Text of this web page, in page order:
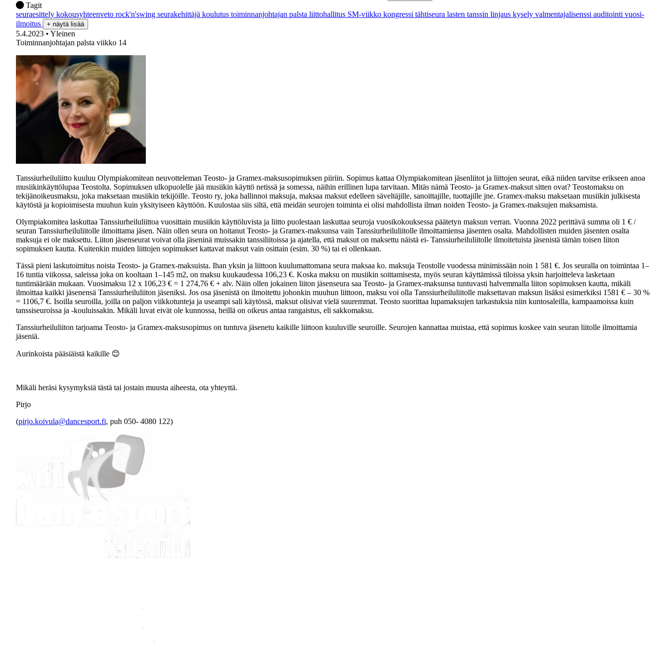
Tagit
seuraesittely kokousyhteenveto rock'n'swing seurakehittäjä koulutus toiminnanjohtajan palsta liittohallitus SM-viikko kongressi tähtiseura lasten tanssin linjaus kysely valmentajalisenssi auditointi vuosi-
ilmoitus
+ näytä lisää
5.4.2023 • Yleinen
Toiminnanjohtajan palsta viikko 14
Tanssiurheiluliitto kuuluu Olympiakomitean neuvotteleman Teosto- ja Gramex-maksusopimuksen piiriin. Sopimus kattaa Olympiakomitean jäsenliitot ja liittojen seurat, eikä niiden tarvitse erikseen anoa
musiikinkäyttölupaa Teostolta. Sopimuksen ulkopuolelle jää musiikin käyttö netissä ja somessa, näihin erillinen lupa tarvitaan. Mitäs nämä Teosto- ja Gramex-maksut sitten ovat? Teostomaksu on
tekijänoikeusmaksu, joka maksetaan musiikin tekijöille. Teosto ry, joka hallinnoi maksuja, maksaa maksut edelleen säveltäjille, sanoittajille, tuottajille jne. Gramex-maksu maksetaan musiikin julkisesta
käytöstä ja kopioimisesta muuhun kuin yksityiseen käyttöön. Kuulostaa siis siltä, että meidän seurojen toiminta ei olisi mahdollista ilman noiden Teosto- ja Gramex-maksujen maksamista.
Olympiakomitea laskuttaa Tanssiurheiluliittoa vuosittain musiikin käyttöluvista ja liitto puolestaan laskuttaa seuroja vuosikokouksessa päätetyn maksun verran. Vuonna 2022 perittävä summa oli 1 € /
seuran Tanssiurheiluliitolle ilmoittama jäsen. Näin ollen seura on hoitanut Teosto- ja Gramex-maksunsa vain Tanssiurheiluliitolle ilmoittamiensa jäsenten osalta. Mahdollisten muiden jäsenten osalta
maksuja ei ole maksettu. Liiton jäsenseurat voivat olla jäseninä muissakin tanssiliitoissa ja ajatella, että maksut on maksettu näistä ei- Tanssiurheiluliitolle ilmoitetuista jäsenistä tämän toisen liiton
sopimuksen kautta. Kuitenkin muiden liittojen sopimukset kattavat maksut vain osittain (esim. 30 %) tai ei ollenkaan.
Tässä pieni laskutoimitus noista Teosto- ja Gramex-maksuista. Ihan yksin ja liittoon kuulumattomana seura maksaa ko. maksuja Teostolle vuodessa minimissään noin 1 581 €. Jos seuralla on toimintaa 1–
16 tuntia viikossa, saleissa joka on kooltaan 1–145 m2, on maksu kuukaudessa 106,23 €. Koska maksu on musiikin soittamisesta, myös seuran käyttämissä tiloissa yksin harjoitteleva lasketaan
tuntimäärään mukaan. Vuosimaksu 12 x 106,23 € = 1 274,76 € + alv. Näin ollen jokainen liiton jäsenseura saa Teosto- ja Gramex-maksunsa tuntuvasti halvemmalla liiton sopimuksen kautta, mikäli
ilmoittaa kaikki jäsenensä Tanssiurheiluliiton jäseniksi. Jos osa jäsenistä on ilmoitettu johonkin muuhun liittoon, maksu voi olla Tanssiurheiluliitolle maksettavan maksun lisäksi esimerkiksi 1581 € – 30 %
= 1106,7 €. Isoilla seuroilla, joilla on paljon viikkotunteja ja useampi sali käytössä, maksut olisivat vielä suuremmat. Teosto suorittaa lupamaksujen tarkastuksia niin kuntosaleilla, kampaamoissa kuin
tanssiseuroissa ja -kouluissakin. Mikäli luvat eivät ole kunnossa, heillä on oikeus antaa rangaistus, eli sakkomaksu.
Tanssiurheiluliiton tarjoama Teosto- ja Gramex-maksusopimus on tuntuva jäsenetu kaikille liittoon kuuluville seuroille. Seurojen kannattaa muistaa, että sopimus koskee vain seuran liitolle ilmoittamia
jäseniä.
Aurinkoista pääsiäistä kaikille 😊
Mikäli heräsi kysymyksiä tästä tai jostain muusta aiheesta, ota yhteyttä.
Pirjo
(pirjo.koivula@dancesport.fi, puh 050- 4080 122)